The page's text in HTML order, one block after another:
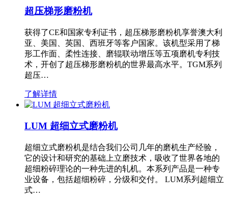
超压梯形磨粉机
获得了CE和国家专利证书，超压梯形磨粉机享誉澳大利
亚、美国、英国、西班牙等客户国家。该机型采用了梯
形工作面、柔性连接、磨辊联动增压等五项磨机专利技
术，开创了超压梯形磨粉机的世界最高水平。TGM系列
超压…
了解详情
LUM 超细立式磨粉机
超细立式磨粉机是结合我们公司几年的磨机生产经验，
它的设计和研究的基础上立磨技术，吸收了世界各地的
超细粉碎理论的一种先进的轧机。本系列产品是一种专
业设备，包括超细粉碎，分级和交付。 LUM系列超细立
式…